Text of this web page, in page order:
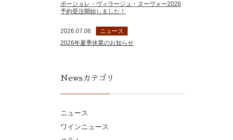
ボージョレ・ヴィラージュ・ヌーヴォー2026
予約受注開始しました！
2026.07.06
ニュース
2026年夏季休業のお知らせ
Newsカテゴリ
ニュース
ワインニュース